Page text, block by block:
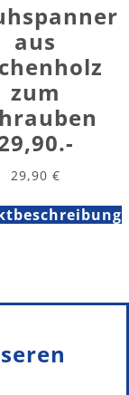
aus
zum
29,90 €